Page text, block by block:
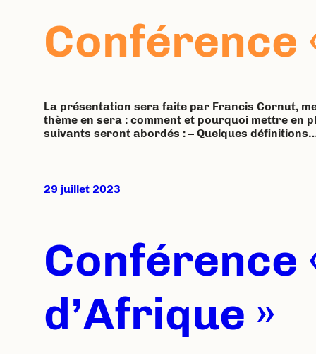
Conférence
La présentation sera faite par Francis Cornut,
thème en sera : comment et pourquoi mettre en
suivants seront abordés : – Quelques
29 juillet 2023
Conférence
d’Afrique »